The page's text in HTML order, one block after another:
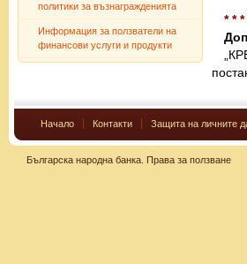
политики за възнагражденията
Информация за ползватели на
финансови услуги и продукти
* * *
Начало Контакти Защита на личните
Българска народна банка. Права за ползване